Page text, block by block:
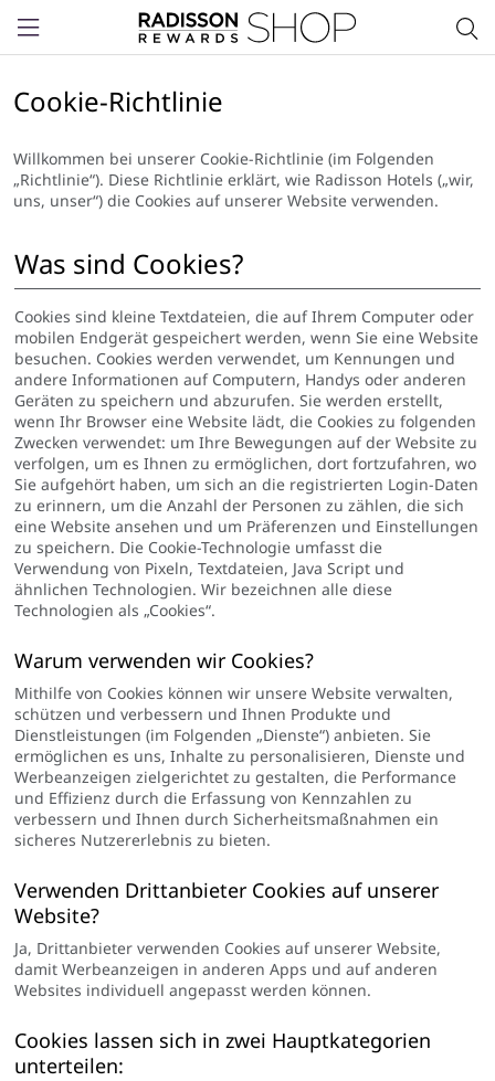
Menu
Cookie-Richtlinie
Willkommen bei unserer Cookie-Richtlinie (im Folgenden
„Richtlinie“). Diese Richtlinie erklärt, wie Radisson Hotels („wir,
uns, unser“) die Cookies auf unserer Website verwenden.
Was sind Cookies?
Cookies sind kleine Textdateien, die auf Ihrem Computer oder
mobilen Endgerät gespeichert werden, wenn Sie eine Website
besuchen. Cookies werden verwendet, um Kennungen und
andere Informationen auf Computern, Handys oder anderen
Geräten zu speichern und abzurufen. Sie werden erstellt,
wenn Ihr Browser eine Website lädt, die Cookies zu folgenden
Zwecken verwendet: um Ihre Bewegungen auf der Website zu
verfolgen, um es Ihnen zu ermöglichen, dort fortzufahren, wo
Sie aufgehört haben, um sich an die registrierten Login-Daten
zu erinnern, um die Anzahl der Personen zu zählen, die sich
eine Website ansehen und um Präferenzen und Einstellungen
zu speichern. Die Cookie-Technologie umfasst die
Verwendung von Pixeln, Textdateien, Java Script und
ähnlichen Technologien. Wir bezeichnen alle diese
Technologien als „Cookies“.
Warum verwenden wir Cookies?
Mithilfe von Cookies können wir unsere Website verwalten,
schützen und verbessern und Ihnen Produkte und
Dienstleistungen (im Folgenden „Dienste“) anbieten. Sie
ermöglichen es uns, Inhalte zu personalisieren, Dienste und
Werbeanzeigen zielgerichtet zu gestalten, die Performance
und Effizienz durch die Erfassung von Kennzahlen zu
verbessern und Ihnen durch Sicherheitsmaßnahmen ein
sicheres Nutzererlebnis zu bieten.
Verwenden Drittanbieter Cookies auf unserer
Website?
Ja, Drittanbieter verwenden Cookies auf unserer Website,
damit Werbeanzeigen in anderen Apps und auf anderen
Websites individuell angepasst werden können.
Cookies lassen sich in zwei Hauptkategorien
unterteilen: